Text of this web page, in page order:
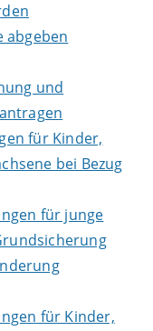
abgeben
und
für Kinder,
bei Bezug
für junge
für Kinder,